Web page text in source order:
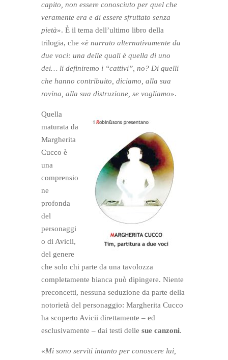
capito, non essere conosciuto per quel che
veramente era e di essere sfruttato senza
pietà». È il tema dell’ultimo libro della
trilogia, che «è narrato alternativamente da
due voci: una delle quali è quella di uno
dei… li definiremo i “cattivi”, no? Di quelli
che hanno contribuito, diciamo, alla sua
rovina, alla sua distruzione, se vogliamo».
Quella
maturata da
Margherita
Cucco è
una
comprensio
ne
profonda
del
personaggi
o di Avicii,
del genere
che solo chi parte da una tavolozza
completamente bianca può dipingere. Niente
preconcetti, nessuna seduzione da parte della
notorietà del personaggio: Margherita Cucco
ha scoperto Avicii direttamente – ed
esclusivamente – dai testi delle sue canzoni.
«Mi sono serviti intanto per conoscere lui,